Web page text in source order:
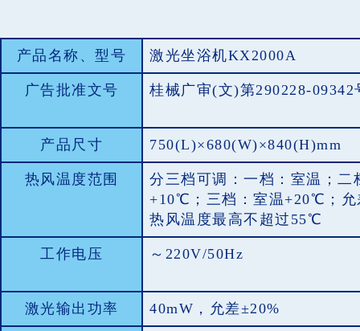
产品名称、型号 激光坐浴机KX2000A
广告批准文号 桂械广审(文)第290228-09342
产品尺寸 750(L)×680(W)×840(H)mm
热风温度范围
分三档可调：一档：室温；二
+10℃；三档：室温+20℃；
热风温度最高不超过55℃
工作电压 ～220V/50Hz
激光输出功率 40mW，允差±20%